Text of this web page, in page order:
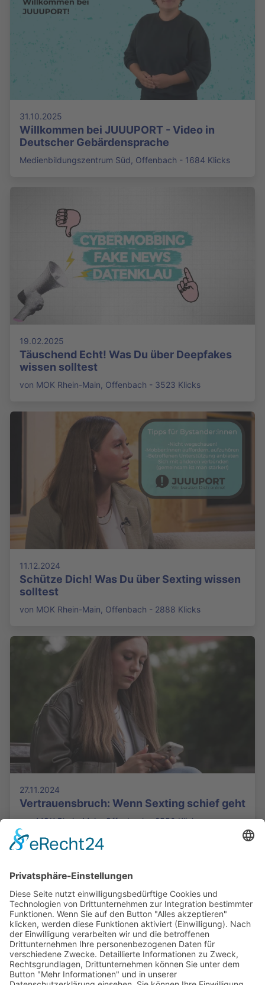
31.10.2025
Willkommen bei JUUUPORT - Video in
Deutscher Gebärdensprache
Medienbildungszentrum Süd, Offenbach - 1684 Klicks
19.02.2025
Täuschend Echt! Was Du über Deepfakes
wissen solltest
von MOK Rhein-Main, Offenbach - 3523 Klicks
11.12.2024
Schütze Dich! Was Du über Sexting wissen
solltest
von MOK Rhein-Main, Offenbach - 2888 Klicks
27.11.2024
Vertrauensbruch: Wenn Sexting schief geht
von MOK Rhein-Main, Offenbach - 2550 Klicks
Die Mediathek Hessen bietet vielfältige Videos,
Podcasts, Themen und Informationen.
Entdecken Sie unser Forum für Medien, Bildung
und Demokratie - jederzeit und überall
verfügbar.
Mehr erfahren